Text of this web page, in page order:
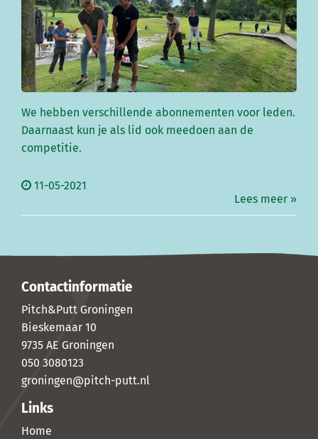
We hebben verschillende abonnementen voor leden.
Daarnaast kun je als lid ook meedoen aan de
competitie.
11-05-2021
Lees meer »
Contactinformatie
Pitch&Putt Groningen
Bieskemaar 10
9735 AE Groningen
050 3080123
groningen@pitch-putt.nl
Links
Home